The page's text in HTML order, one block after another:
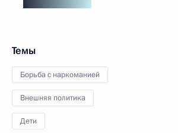
Темы
Борьба с наркоманией
Внешняя политика
Дети